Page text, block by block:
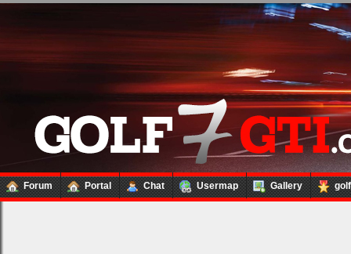
Forum Portal Chat Usermap Gallery